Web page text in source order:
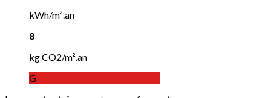
kWh/m².an
8
kg CO2/m².an
G